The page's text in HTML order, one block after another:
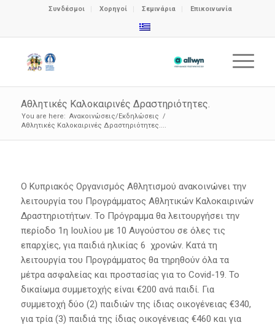
Συνδέσμοι Χορηγοί Σεμινάρια Επικοινωνία
Αθλητικές Καλοκαιρινές Δραστηριότητες.
You are here: Ανακοινώσεις/Εκδηλώσεις /
Αθλητικές Καλοκαιρινές Δραστηριότητες....
Ο Κυπριακός Οργανισμός Αθλητισμού ανακοινώνει την
λειτουργία του Προγράμματος Αθλητικών Καλοκαιρινών
Δραστηριοτήτων. Το Πρόγραμμα θα λειτουργήσει την
περίοδο 1η Ιουλίου με 10 Αυγούστου σε όλες τις
επαρχίες, για παιδιά ηλικίας 6 χρονών. Κατά τη
λειτουργία του Προγράμματος θα τηρηθούν όλα τα
μέτρα ασφαλείας και προστασίας για το Covid-19. Το
δικαίωμα συμμετοχής είναι €200 ανά παιδί. Για
συμμετοχή δύο (2) παιδιών της ίδιας οικογένειας €340,
για τρία (3) παιδιά της ίδιας οικογένειας €460 και για